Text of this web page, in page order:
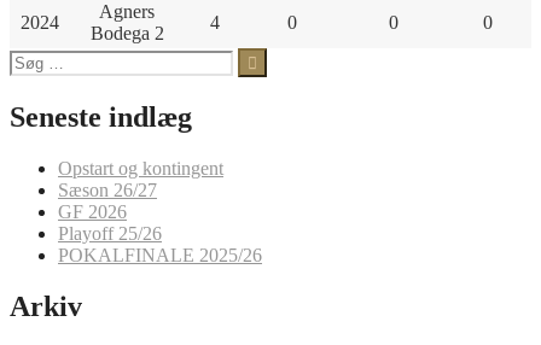
2024
Agners
Bodega 2
4 0 0
0
Søg
efter:
Seneste indlæg
Opstart og kontingent
Sæson 26/27
GF 2026
Playoff 25/26
POKALFINALE 2025/26
Arkiv